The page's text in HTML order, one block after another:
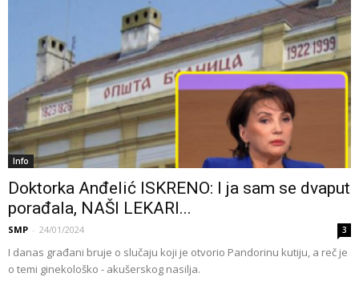
Info
Doktorka Anđelić ISKRENO: I ja sam se dvaput
porađala, NAŠI LEKARI...
SMP - 24/01/2024 3
I danas građani bruje o slučaju koji je otvorio Pandorinu kutiju, a reč je
o temi ginekološko - akušerskog nasilja.